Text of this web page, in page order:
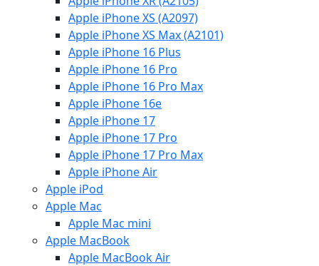
Apple iPhone XS (A2097)
Apple iPhone XS Max (A2101)
Apple iPhone 16 Plus
Apple iPhone 16 Pro
Apple iPhone 16 Pro Max
Apple iPhone 16e
Apple iPhone 17
Apple iPhone 17 Pro
Apple iPhone 17 Pro Max
Apple iPhone Air
Apple iPod
Apple Mac
Apple Mac mini
Apple MacBook
Apple MacBook Air